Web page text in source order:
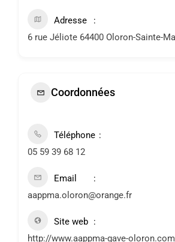
Adresse
6 rue Jéliote 64400 Oloron-Sainte-
Coordonnées
Téléphone
05 59 39 68 12
Email
aappma.oloron@orange.fr
Site web
http://www.aappma-gave-